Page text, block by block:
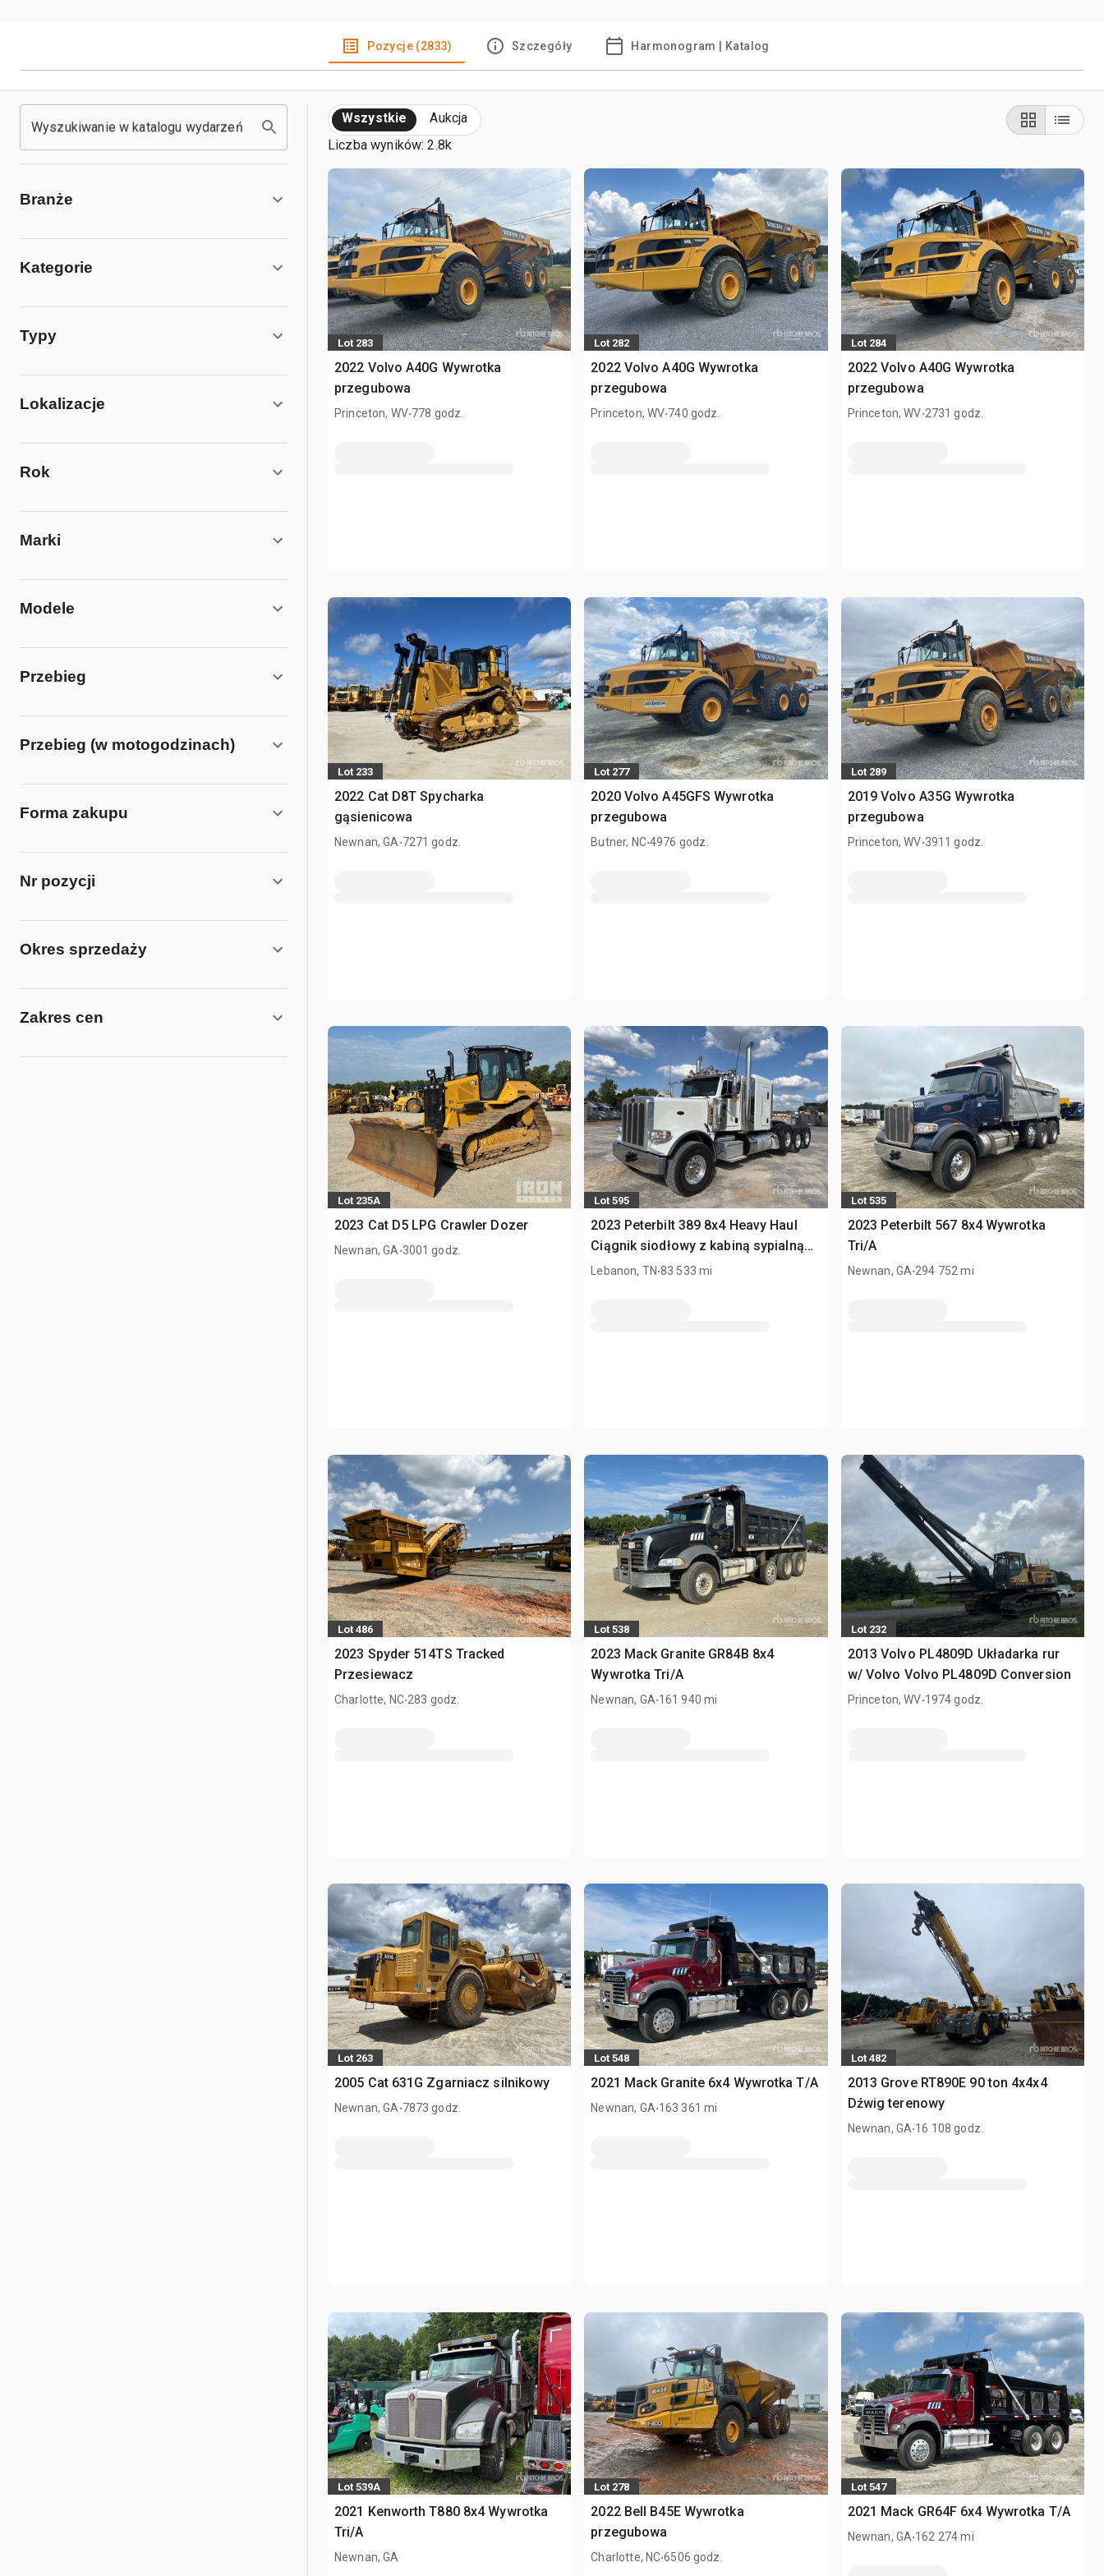
Pozycje (2833) Szczegóły Harmonogram | Katalog
Wyszukiwanie w katalogu wydarzeń
Branże
Kategorie
Typy
Lokalizacje
Rok
Marki
Modele
Przebieg
Przebieg (w motogodzinach)
Forma zakupu
Nr pozycji
Okres sprzedaży
Zakres cen
Wszystkie
Aukcja
Liczba wyników: 2.8k
Lot 283
2022 Volvo A40G Wywrotka
przegubowa
Princeton, WV.778 godz.
Lot 282
2022 Volvo A40G Wywrotka
przegubowa
Princeton, WV.740 godz.
Lot 284
2022 Volvo A40G Wywrotka
przegubowa
Princeton, WV.2731 godz.
Lot 233
2022 Cat D8T Spycharka
gąsienicowa
Newnan, GA.7271 godz.
Lot 277
2020 Volvo A45GFS Wywrotka
przegubowa
Butner, NC.4976 godz.
Lot 289
2019 Volvo A35G Wywrotka
przegubowa
Princeton, WV.3911 godz.
Lot 235A
2023 Cat D5 LPG Crawler Dozer
Newnan, GA.3001 godz.
Lot 595
2023 Peterbilt 389 8x4 Heavy Haul
Ciągnik siodłowy z kabiną sypialną
Tri/A
Lebanon, TN.83 533 mi
Lot 535
2023 Peterbilt 567 8x4 Wywrotka
Tri/A
Newnan, GA.294 752 mi
Lot 486
2023 Spyder 514TS Tracked
Przesiewacz
Charlotte, NC.283 godz.
Lot 538
2023 Mack Granite GR84B 8x4
Wywrotka Tri/A
Newnan, GA.161 940 mi
Lot 232
2013 Volvo PL4809D Układarka rur
w/ Volvo Volvo PL4809D Conversion
Princeton, WV.1974 godz.
Lot 263
2005 Cat 631G Zgarniacz silnikowy
Newnan, GA.7873 godz.
Lot 548
2021 Mack Granite 6x4 Wywrotka T/A
Newnan, GA.163 361 mi
Lot 482
2013 Grove RT890E 90 ton 4x4x4
Dźwig terenowy
Newnan, GA.16 108 godz.
Lot 539A
2021 Kenworth T880 8x4 Wywrotka
Tri/A
Newnan, GA
Lot 278
2022 Bell B45E Wywrotka
przegubowa
Charlotte, NC.6506 godz.
Lot 547
2021 Mack GR64F 6x4 Wywrotka T/A
Newnan, GA.162 274 mi